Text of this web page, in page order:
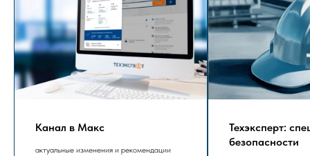
Канал в Макс
актуальные изменения и рекомендации
Техэксперт:
безопасности